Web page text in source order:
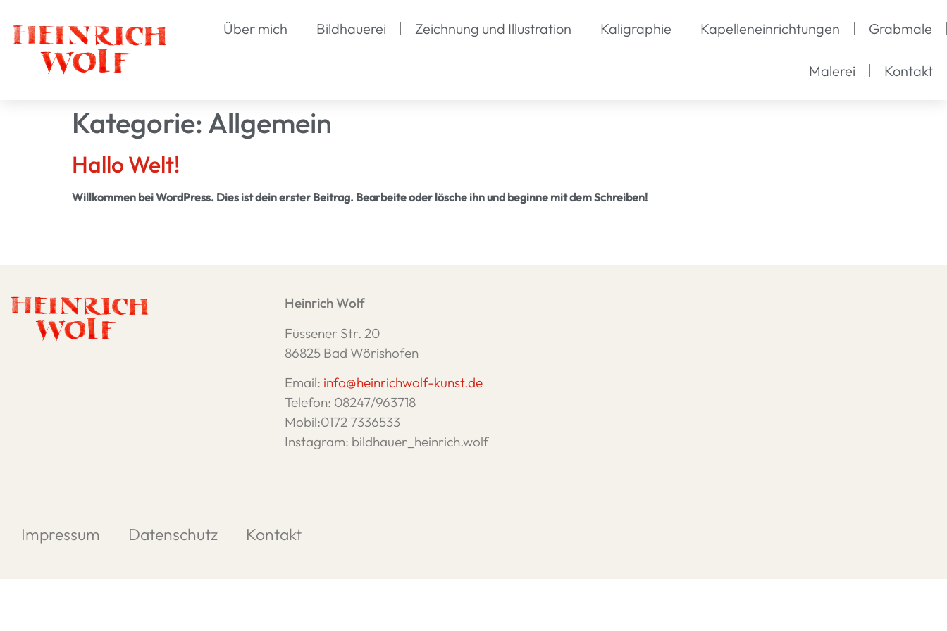
Über mich Bildhauerei Zeichnung und Illustration Kaligraphie Kapelleneinrichtungen Grabmale
Malerei Kontakt
Kategorie: Allgemein
Hallo Welt!
Willkommen bei WordPress. Dies ist dein erster Beitrag. Bearbeite oder lösche ihn und beginne mit dem Schreiben!
Heinrich Wolf
Füssener Str. 20
86825 Bad Wörishofen
Email: info@heinrichwolf-kunst.de
Telefon: 08247/963718
Mobil:0172 7336533
Instagram: bildhauer_heinrich.wolf
Impressum Datenschutz Kontakt